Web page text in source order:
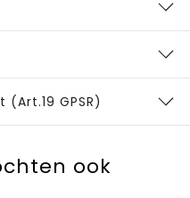
GPSR)
ook